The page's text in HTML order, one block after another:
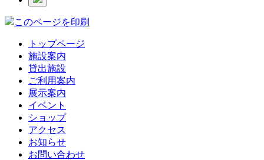
このページを印刷
トップページ
施設案内
貸出施設
ご利用案内
展示案内
イベント
ショップ
アクセス
お知らせ
お問い合わせ